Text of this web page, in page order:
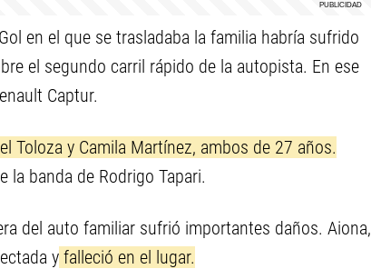
en el que se trasladaba la familia habría sufrido
el segundo carril rápido de la autopista. En ese
Captur.
Toloza y Camila Martínez, ambos de 27 años.
la banda de Rodrigo Tapari.
del auto familiar sufrió importantes daños. Aiona,
y falleció en el lugar.